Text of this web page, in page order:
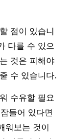
점이 있습니
다를 수 있으
것은 피해야
수 있습니다.
수유할 필요
들어 있다면
워보는 것이